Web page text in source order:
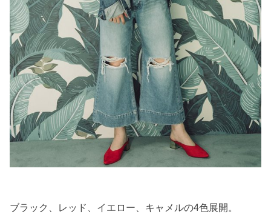
ブラック、レッド、イエロー、キャメルの4色展開。